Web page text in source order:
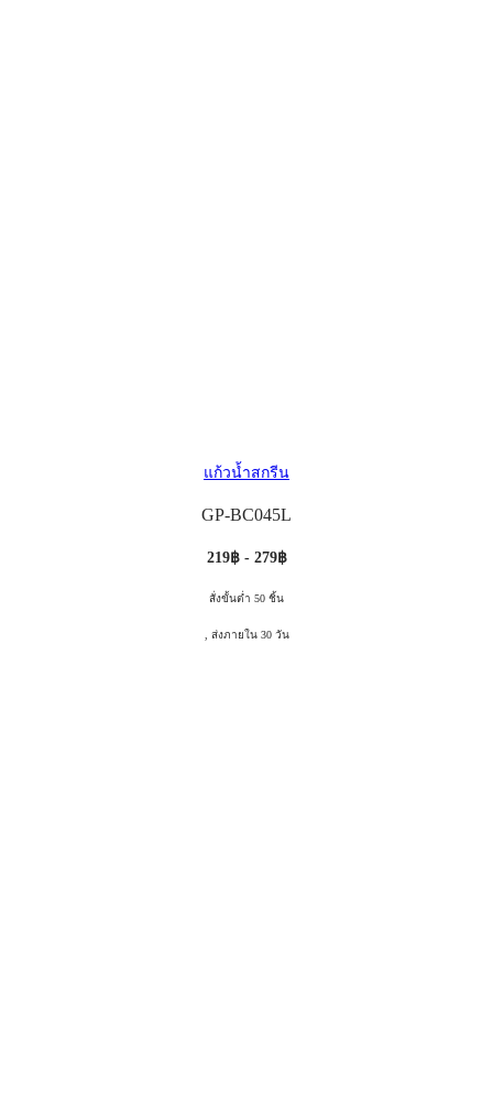
แก้วน้ำสกรีน
GP-BC045L
219฿ - 279฿
สั่งขั้นต่ำ 50 ชิ้น
, ส่งภายใน 30 วัน